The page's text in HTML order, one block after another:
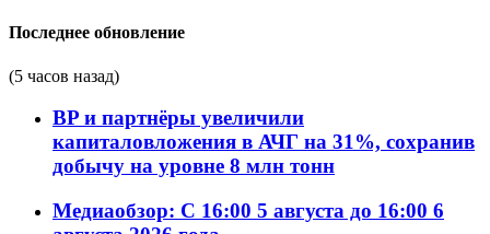
Последнее обновление
(5 часов назад)
BP и партнёры увеличили
капиталовложения в АЧГ на 31%, сохранив
добычу на уровне 8 млн тонн
Медиаобзор: С 16:00 5 августа до 16:00 6